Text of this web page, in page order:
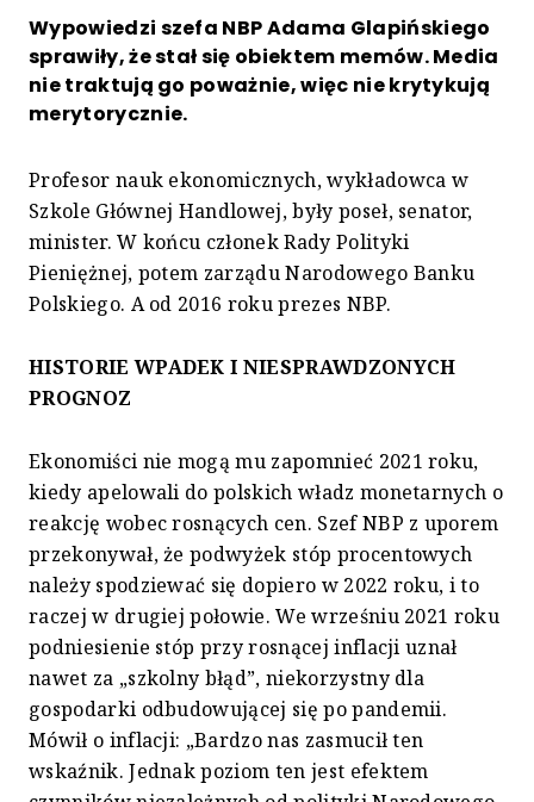
Wypowiedzi szefa NBP Adama Glapińskiego
sprawiły, że stał się obiektem memów. Media
nie traktują go poważnie, więc nie krytykują
merytorycznie.
Profesor nauk ekonomicznych, wykładowca w
Szkole Głównej Handlowej, były poseł, senator,
minister. W końcu członek Rady Polityki
Pieniężnej, potem zarządu Narodowego Banku
Polskiego. A od 2016 roku prezes NBP.
HISTORIE WPADEK I NIESPRAWDZONYCH
PROGNOZ
Ekonomiści nie mogą mu zapomnieć 2021 roku,
kiedy apelowali do polskich władz monetarnych o
reakcję wobec rosnących cen. Szef NBP z uporem
przekonywał, że podwyżek stóp procentowych
należy spodziewać się dopiero w 2022 roku, i to
raczej w drugiej połowie. We wrześniu 2021 roku
podniesienie stóp przy rosnącej inflacji uznał
nawet za „szkolny błąd”, niekorzystny dla
gospodarki odbudowującej się po pandemii.
Mówił o inflacji: „Bardzo nas zasmucił ten
wskaźnik. Jednak poziom ten jest efektem